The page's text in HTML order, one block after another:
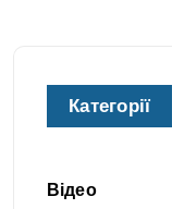
Категорії
Відео